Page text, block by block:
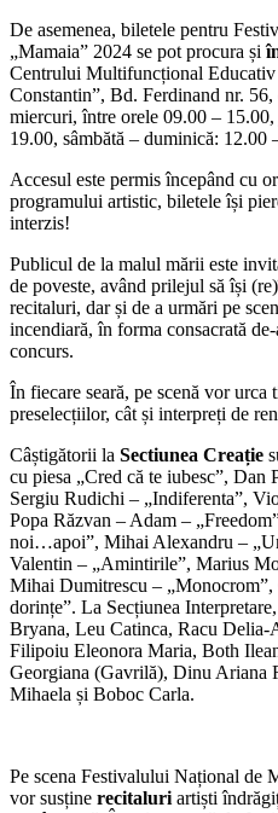
De asemenea, biletele pentru
„Mamaia” 2024 se pot procura și
Centrului Multifuncțional Educativ
Constantin”, Bd. Ferdinand nr.
miercuri, între orele 09.00 –
19.00, sâmbătă – duminică: 12.00
Accesul este permis începând cu
programului artistic, biletele își
interzis!
Publicul de la malul mării este
de poveste, având prilejul să își
recitaluri, dar și de a urmări pe
incendiară, în forma consacrată
concurs.
În fiecare seară, pe scenă vor
preselecțiilor, cât și interpreți de
Câștigătorii la Sectiunea Creație
cu piesa „Cred că te iubesc”, Dan
Sergiu Rudichi – „Indiferenta”,
Popa Răzvan – Adam –
noi…apoi”, Mihai Alexandru –
Valentin – „Amintirile”, Marius
Mihai Dumitrescu –
dorințe”. La Secțiunea
Bryana, Leu Catinca, Racu Delia-
Filipoiu Eleonora Maria, Both
Georgiana (Gavrilă), Dinu Ariana
Mihaela și Boboc Carla.
Pe scena Festivalului Național de
vor susține recitaluri artiști